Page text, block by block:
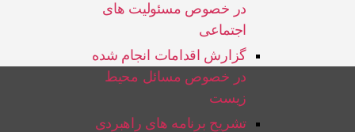
در خصوص مسئولیت های
اجتماعی
گزارش اقدامات انجام شده
در خصوص مسائل محیط
زیست
تشریح برنامه های راهبردی